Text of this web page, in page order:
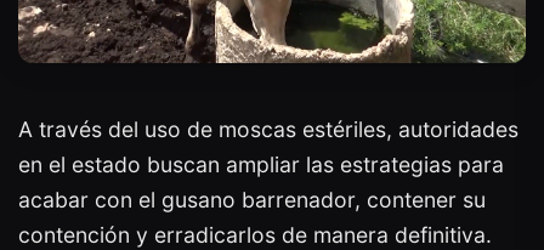
A través del uso de moscas estériles, autoridades
en el estado buscan ampliar las estrategias para
acabar con el gusano barrenador, contener su
contención y erradicarlos de manera definitiva.